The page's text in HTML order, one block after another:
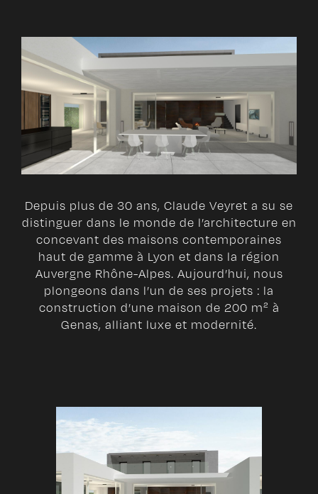
Depuis plus de 30 ans, Claude Veyret a su se
distinguer dans le monde de l’architecture en
concevant des maisons contemporaines
haut de gamme à Lyon et dans la région
Auvergne Rhône-Alpes. Aujourd’hui, nous
plongeons dans l’un de ses projets : la
construction d’une maison de 200 m² à
Genas, alliant luxe et modernité.